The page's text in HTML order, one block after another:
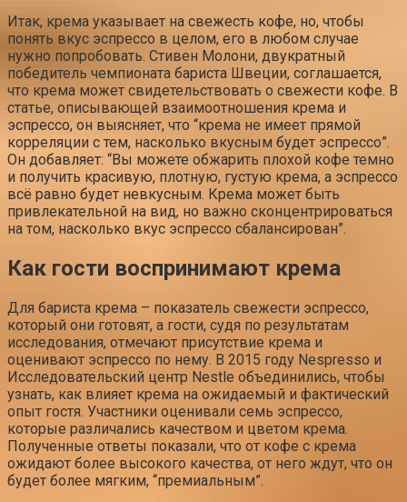
Итак, крема указывает на свежесть кофе, но, чтобы
понять вкус эспрессо в целом, его в любом случае
нужно попробовать. Стивен Молони, двукратный
победитель чемпионата бариста Швеции, соглашается,
что крема может свидетельствовать о свежести кофе. В
статье, описывающей взаимоотношения крема и
эспрессо, он выясняет, что “крема не имеет прямой
корреляции с тем, насколько вкусным будет эспрессо”.
Он добавляет: “Вы можете обжарить плохой кофе темно
и получить красивую, плотную, густую крема, а эспрессо
всё равно будет невкусным. Крема может быть
привлекательной на вид, но важно сконцентрироваться
на том, насколько вкус эспрессо сбалансирован”.
Как гости воспринимают крема
Для бариста крема – показатель свежести эспрессо,
который они готовят, а гости, судя по результатам
исследования, отмечают присутствие крема и
оценивают эспрессо по нему. В 2015 году Nespresso и
Исследовательский центр Nestle объединились, чтобы
узнать, как влияет крема на ожидаемый и фактический
опыт гостя. Участники оценивали семь эспрессо,
которые различались качеством и цветом крема.
Полученные ответы показали, что от кофе с крема
ожидают более высокого качества, от него ждут, что он
будет более мягким, “премиальным”.